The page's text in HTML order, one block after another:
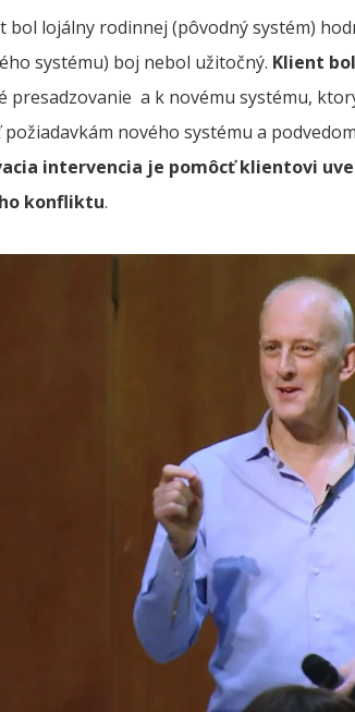
bol lojálny rodinnej (pôvodný systém)
systému) boj nebol užitočný. Klient
presadzovanie a k novému systému,
nového systému a
intervencia je pomôcť klientovi
konfliktu.